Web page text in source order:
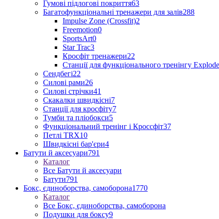
Гумові підлогові покриття63
Багатофункціональні тренажери для залів288
Impulse Zone (Crossfit)2
Freemotion0
SportsArt0
Star Trac3
Кросфіт тренажери22
Станції для функціонального тренінгу Explode
Сендбегі22
Силові рами26
Силові стрічки41
Скакалки швидкісні7
Станції для кросфіту7
Тумби та пліобокси5
Функціональний тренінг і Кроссфіт37
Петлі TRX10
Швидкісні бар'єри4
Батути й аксесуари791
Каталог
Все Батути й аксесуари
Батути791
Бокс, єдиноборства, самоборона1770
Каталог
Все Бокс, єдиноборства, самоборона
Подушки для боксу9